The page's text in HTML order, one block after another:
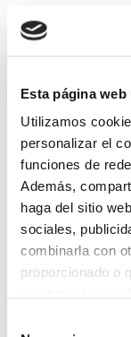
Esta página
Utilizamos
personalizar el
funciones de
Además,
haga del sitio
sociales,
combinarla con
proporcionado o
Para más
Arantza
www.icombi.org /
HAZ UN